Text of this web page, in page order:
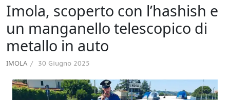
Imola, scoperto con l’hashish e
un manganello telescopico di
metallo in auto
IMOLA 30 Giugno 2025